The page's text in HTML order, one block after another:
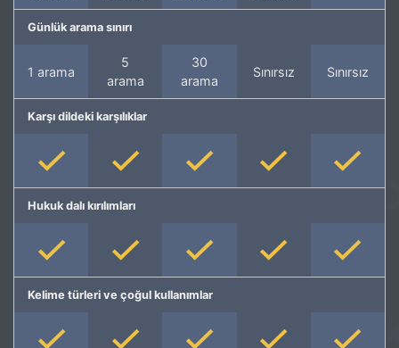
Günlük arama sınırı
1 arama
5
arama
30
arama
Sınırsız Sınırsız
Karşı dildeki karşılıklar
Hukuk dalı kırılımları
Kelime türleri ve çoğul kullanımlar